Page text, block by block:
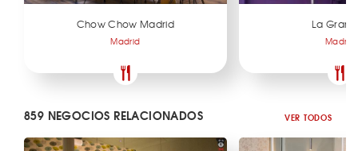
Chow Chow Madrid
Madrid
La Gran
Madrid
859 NEGOCIOS RELACIONADOS VER TODOS